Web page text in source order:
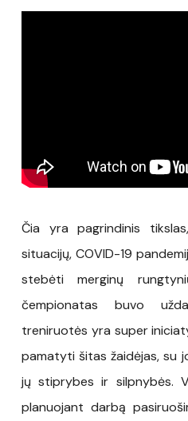
Čia yra pagrindinis
situacijų, COVID-19
stebėti merginų
čempionatas buvo
treniruotės yra super
pamatyti šitas žaidėjas, su
jų stiprybes ir silpnybės.
planuojant darbą